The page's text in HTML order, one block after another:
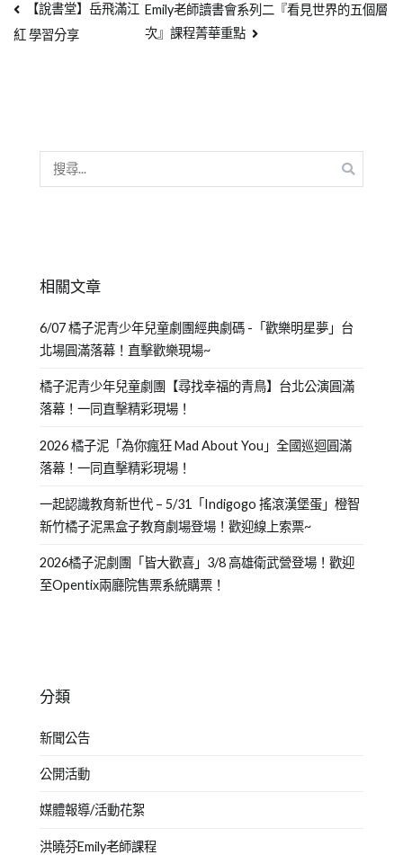
【說書堂】岳飛滿江
紅 學習分享
Emily老師讀書會系列二『看見世界的五個層
次』課程菁華重點
相關文章
6/07 橘子泥青少年兒童劇團經典劇碼 -「歡樂明星夢」台
北場圓滿落幕！直擊歡樂現場~
橘子泥青少年兒童劇團【尋找幸福的青鳥】台北公演圓滿
落幕！一同直擊精彩現場！
2026 橘子泥「為你瘋狂 Mad About You」全國巡迴圓滿
落幕！一同直擊精彩現場！
一起認識教育新世代 – 5/31「Indigogo 搖滾漢堡蛋」橙智
新竹橘子泥黑盒子教育劇場登場！歡迎線上索票~
2026橘子泥劇團「皆大歡喜」3/8 高雄衛武營登場！歡迎
至Opentix兩廳院售票系統購票！
分類
新聞公告
公開活動
媒體報導/活動花絮
洪曉芬Emily老師課程